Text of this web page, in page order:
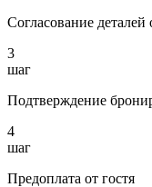
Согласование
3
шаг
Подтверждение
4
шаг
Предоплата от гостя